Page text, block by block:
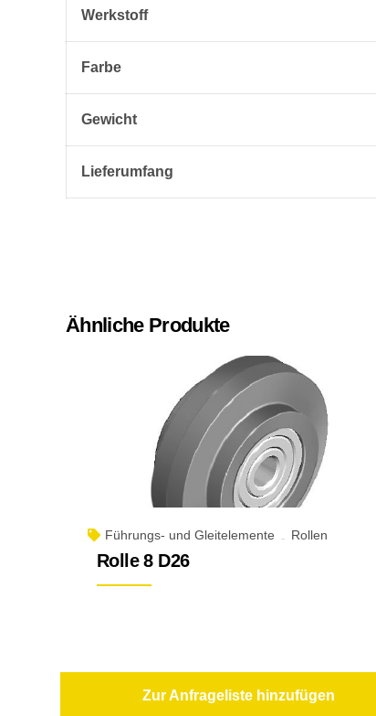
Werkstoff
Farbe
Gewicht
Lieferumfang
Ähnliche Produkte
Führungs- und Gleitelemente Rollen
Rolle 8 D26
Zur Anfrageliste hinzufügen